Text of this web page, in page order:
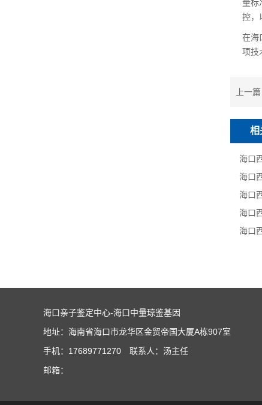
量标
控，
在海
项技
上一篇
相
海口
海口
海口
海口
海口
海口亲子鉴定中心-海口中量琼鉴基因
地址：海南省海口市龙华区金贸帝国大厦A栋907室
手机：17689771270 联系人：汤主任
邮箱：